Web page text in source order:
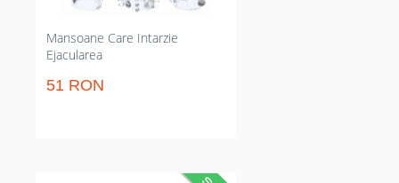
Mansoane Care Intarzie
Ejacularea
51 RON